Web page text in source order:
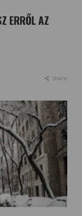
ERRŐL AZ
Share